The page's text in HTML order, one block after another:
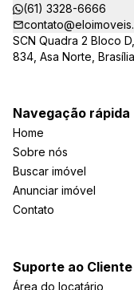
(61) 3328-6666
SCN Quadra 2 Bloco
834, Asa Norte,
Navegação rápida
Home
Sobre nós
Buscar imóvel
Anunciar imóvel
Contato
Suporte ao Cliente
Área do locatário